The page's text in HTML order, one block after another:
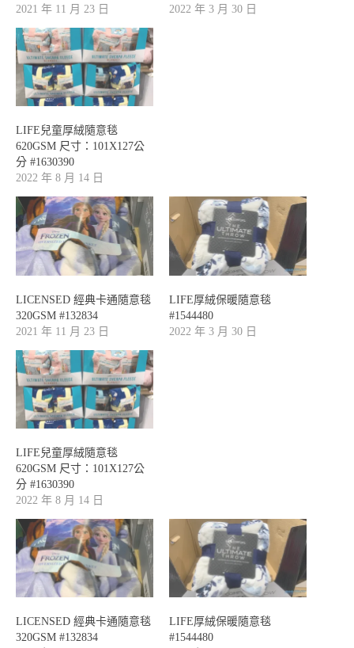
2021 年 11 月 23 日
2022 年 3 月 30 日
LIFE兒童厚絨隨意毯
620GSM 尺寸：101X127公
分 #1630390
2022 年 8 月 14 日
LICENSED 經典卡通隨意毯
320GSM #132834
2021 年 11 月 23 日
LIFE厚絨保暖隨意毯
#1544480
2022 年 3 月 30 日
LIFE兒童厚絨隨意毯
620GSM 尺寸：101X127公
分 #1630390
2022 年 8 月 14 日
LICENSED 經典卡通隨意毯
320GSM #132834
LIFE厚絨保暖隨意毯
#1544480